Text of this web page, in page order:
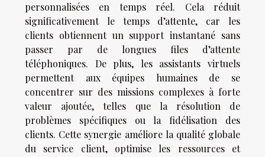
personnalisées en temps réel. Cela réduit
significativement le temps d’attente, car les
clients obtiennent un support instantané sans
passer par de longues files d’attente
téléphoniques. De plus, les assistants virtuels
permettent aux équipes humaines de se
concentrer sur des missions complexes à forte
valeur ajoutée, telles que la résolution de
problèmes spécifiques ou la fidélisation des
clients. Cette synergie améliore la qualité globale
du service client, optimise les ressources et